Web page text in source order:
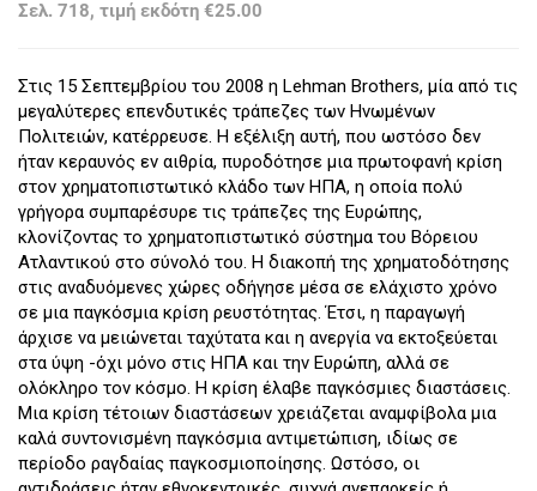
Σελ. 718, τιμή εκδότη €25.00
Στις 15 Σεπτεμβρίου του 2008 η Lehman Brothers, μία από τις
μεγαλύτερες επενδυτικές τράπεζες των Ηνωμένων
Πολιτειών, κατέρρευσε. Η εξέλιξη αυτή, που ωστόσο δεν
ήταν κεραυνός εν αιθρία, πυροδότησε μια πρωτοφανή κρίση
στον χρηματοπιστωτικό κλάδο των ΗΠΑ, η οποία πολύ
γρήγορα συμπαρέσυρε τις τράπεζες της Ευρώπης,
κλονίζοντας το χρηματοπιστωτικό σύστημα του Βόρειου
Ατλαντικού στο σύνολό του. Η διακοπή της χρηματοδότησης
στις αναδυόμενες χώρες οδήγησε μέσα σε ελάχιστο χρόνο
σε μια παγκόσμια κρίση ρευστότητας. Έτσι, η παραγωγή
άρχισε να μειώνεται ταχύτατα και η ανεργία να εκτοξεύεται
στα ύψη -όχι μόνο στις ΗΠΑ και την Ευρώπη, αλλά σε
ολόκληρο τον κόσμο. Η κρίση έλαβε παγκόσμιες διαστάσεις.
Μια κρίση τέτοιων διαστάσεων χρειάζεται αναμφίβολα μια
καλά συντονισμένη παγκόσμια αντιμετώπιση, ιδίως σε
περίοδο ραγδαίας παγκοσμιοποίησης. Ωστόσο, οι